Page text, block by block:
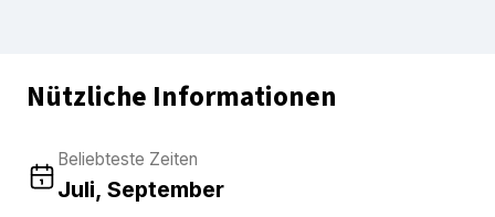
Nützliche Informationen
Beliebteste Zeiten
Juli, September